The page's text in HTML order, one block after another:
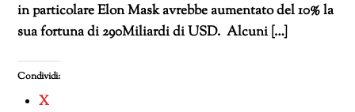
in particolare Elon Mask avrebbe aumentato del 10% la
sua fortuna di 290Miliardi di USD. Alcuni […]
Condividi:
X